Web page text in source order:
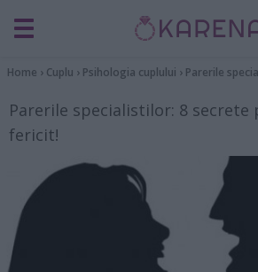
Home › Cuplu › Psihologia cuplului › Parerile
Parerile specialistilor: 8
fericit!